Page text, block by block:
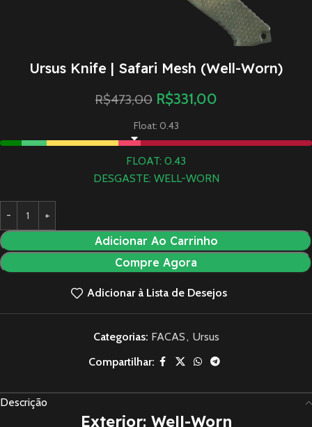
Ursus Knife | Safari Mesh (Well-Worn)
R$473,00 R$331,00
Float: 0.43
FLOAT: 0.43
DESGASTE: WELL-WORN
Adicionar Ao Carrinho
Compre Agora
Adicionar à Lista de Desejos
Categorias: FACAS, Ursus
Compartilhar:
Descrição
Exterior: Well-Worn